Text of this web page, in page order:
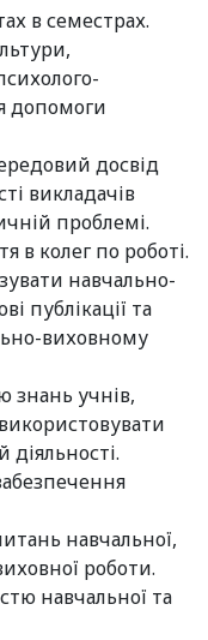
в семестрах.
допомоги
досвід
викладачів
проблемі.
в колег по роботі.
навчально-
публікації та
виховному
знань учнів,
діяльності.
навчальної,
роботи.
навчальної та